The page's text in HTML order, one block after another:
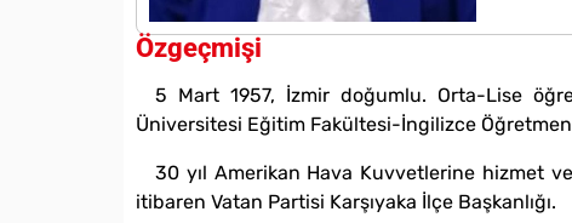
Özgeçmişi
5 Mart 1957, İzmir doğumlu. Orta-Lise
Üniversitesi Eğitim Fakültesi-İngilizce
30 yıl Amerikan Hava Kuvvetlerine hizmet
itibaren Vatan Partisi Karşıyaka İlçe Başkanlığı.